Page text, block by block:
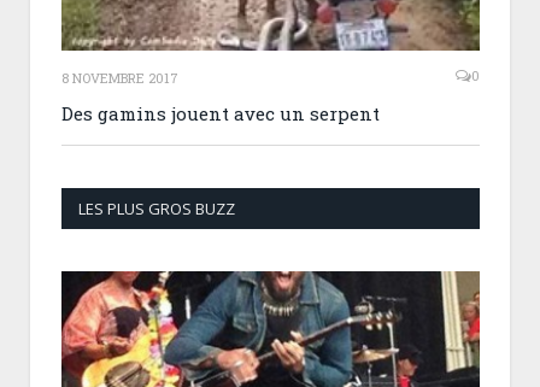
8 NOVEMBRE 2017 0
Des gamins jouent avec un serpent
LES PLUS GROS BUZZ